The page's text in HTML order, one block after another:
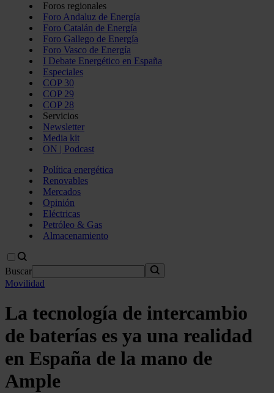
Foros regionales
Foro Andaluz de Energía
Foro Catalán de Energía
Foro Gallego de Energía
Foro Vasco de Energía
I Debate Energético en España
Especiales
COP 30
COP 29
COP 28
Servicios
Newsletter
Media kit
ON | Podcast
Política energética
Renovables
Mercados
Opinión
Eléctricas
Petróleo & Gas
Almacenamiento
Buscar
Movilidad
La tecnología de intercambio
de baterías es ya una realidad
en España de la mano de
Ample